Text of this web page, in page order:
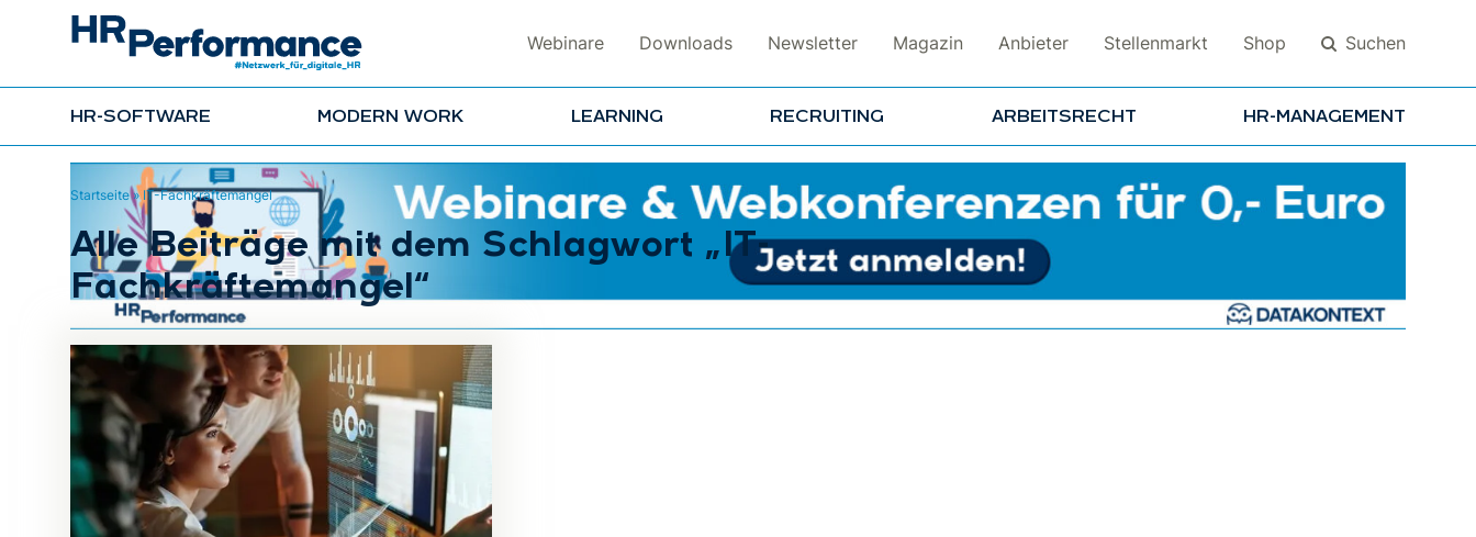
Webinare Downloads Newsletter Magazin Anbieter Stellenmarkt Shop Suchen
HR-SOFTWARE MODERN WORK LEARNING RECRUITING ARBEITSRECHT HR-MANAGEMENT
Suchen
Startseite»IT-Fachkräftemangel
Alle Beiträge mit dem Schlagwort „IT-
Fachkräftemangel“